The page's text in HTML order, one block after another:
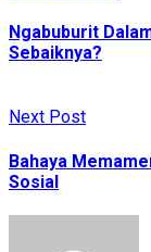
Ngabuburit
Sebaiknya?
Next Post
Bahaya
Sosial